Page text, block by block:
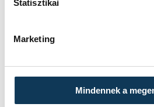
Statisztikai
Marketing
Mindennek a